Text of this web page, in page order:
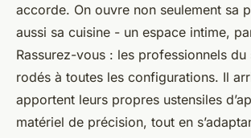
accorde. On ouvre non seulement sa
aussi sa cuisine - un espace intime,
Rassurez-vous : les professionnels du
rodés à toutes les configurations. Il
apportent leurs propres ustensiles
matériel de précision, tout en